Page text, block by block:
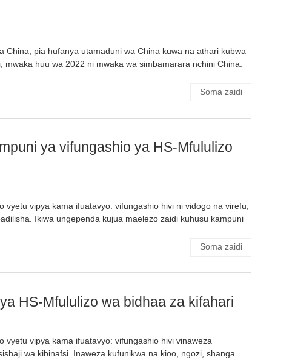
pia hufanya utamaduni wa China kuwa na athari kubwa
huu wa 2022 ni mwaka wa simbamarara nchini China.
Soma zaidi
ya vifungashio ya HS-Mfululizo
vipya kama ifuatavyo: vifungashio hivi ni vidogo na virefu,
Ikiwa ungependa kujua maelezo zaidi kuhusu kampuni
Soma zaidi
HS-Mfululizo wa bidhaa za kifahari
vyetu vipya kama ifuatavyo: vifungashio hivi vinaweza
wa kibinafsi. Inaweza kufunikwa na kioo, ngozi, shanga